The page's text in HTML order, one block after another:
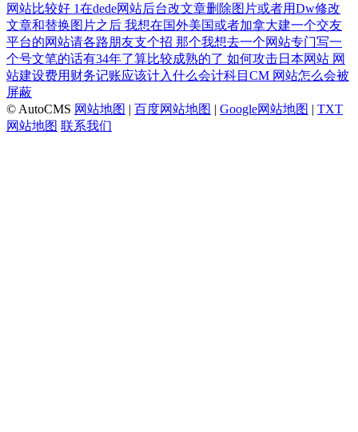
网站比较好 1在dede网站后台改文章删除图片或者用Dw修改
文章和替换图片之后 我想在国外美国或者加拿大建一个交友
平台的网站请各路朋友支个招 那个我想去一个网站专门写一
个号文笔的话有34年了算比较成熟的了 如何攻击日本网站 网
站建设费用财务记账应该计入什么会计科目CM 网站怎么会被
屏蔽
© AutoCMS 网站地图 | 百度网站地图 | Google网站地图 | TXT
网站地图 联系我们